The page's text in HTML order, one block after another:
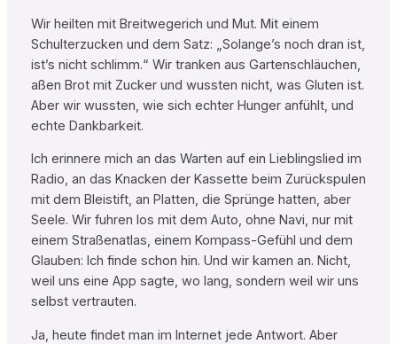
Wir heilten mit Breitwegerich und Mut. Mit einem
Schulterzucken und dem Satz: „Solange’s noch dran ist,
ist’s nicht schlimm.“ Wir tranken aus Gartenschläuchen,
aßen Brot mit Zucker und wussten nicht, was Gluten ist.
Aber wir wussten, wie sich echter Hunger anfühlt, und
echte Dankbarkeit.
Ich erinnere mich an das Warten auf ein Lieblingslied im
Radio, an das Knacken der Kassette beim Zurückspulen
mit dem Bleistift, an Platten, die Sprünge hatten, aber
Seele. Wir fuhren los mit dem Auto, ohne Navi, nur mit
einem Straßenatlas, einem Kompass-Gefühl und dem
Glauben: Ich finde schon hin. Und wir kamen an. Nicht,
weil uns eine App sagte, wo lang, sondern weil wir uns
selbst vertrauten.
Ja, heute findet man im Internet jede Antwort. Aber